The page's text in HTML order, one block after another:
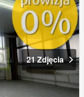
21 Zdjęcia